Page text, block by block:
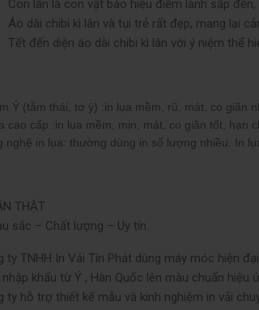
Con lân là con vật báo hiệu điềm lành sắp
Áo dài chibi kì lân và tụi trẻ rất đẹp, mang lại
Tết đến diện áo dài chibi kì lân với ý niệm thể
Ý (tằm thái, tơ ý) :in lụa mềm, rũ, mát, co giãn
cao cấp :in lụa mềm, mịn, mát, co giãn tốt, hạn
nghệ in lụa: thường dùng in số lượng nhiều. In
THẬT
sắc – Chất lượng – Uy tín.
ty TNHH In Vải Tín Phát dùng máy móc hiện
khẩu từ Ý , Hàn Quốc lên màu chuẩn hiệu
ty hỗ trợ thiết kế mẫu và kinh nghiệm in vải